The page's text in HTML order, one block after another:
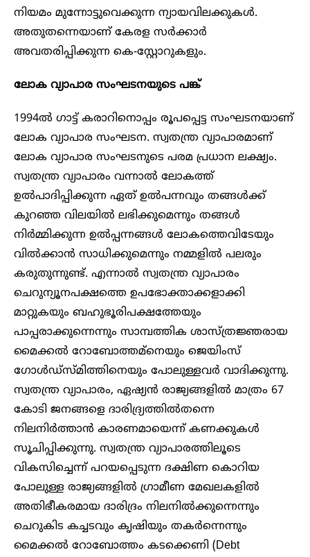
നിയമം മുന്നോട്ടുവെക്കുന്ന ന്യായവിലക്കുകൾ.
അതുതന്നെയാണ് കേരള സർക്കാർ
അവതരിപ്പിക്കുന്ന കെ-സ്റ്റോറുകളും.
ലോക വ്യാപാര സംഘടനയുടെ പങ്ക്
1994ൽ ഗാട്ട് കരാറിനൊപ്പം രൂപപ്പെട്ട സംഘടനയാണ്
ലോക വ്യാപാര സംഘടന. സ്വതന്ത്ര വ്യാപാരമാണ്
ലോക വ്യാപാര സംഘടനുടെ പരമ പ്രധാന ലക്ഷ്യം.
സ്വതന്ത്ര വ്യാപാരം വന്നാൽ ലോകത്ത്
ഉൽപാദിപ്പിക്കുന്ന ഏത് ഉൽപന്നവും തങ്ങൾക്ക്
കുറഞ്ഞ വിലയിൽ ലഭിക്കുമെന്നും തങ്ങൾ
നിർമ്മിക്കുന്ന ഉൽപ്പന്നങ്ങൾ ലോകത്തെവിടേയും
വിൽക്കാൻ സാധിക്കുമെന്നും നമ്മളിൽ പലരും
കരുതുന്നുണ്ട്. എന്നാൽ സ്വതന്ത്ര വ്യാപാരം
ചെറുന്യൂനപക്ഷത്തെ ഉപഭോക്താക്കളാക്കി
മാറ്റുകയും ബഹുഭൂരിപക്ഷത്തേയും
പാപ്പരാക്കുന്നെന്നും സാമ്പത്തിക ശാസ്ത്രജ്ഞരായ
മൈക്കൽ റോബോത്തമ്നെയും ജെയിംസ്
ഗോൾഡ്സ്മിത്തിനെയും പോലുള്ളവർ വാദിക്കുന്നു.
സ്വതന്ത്ര വ്യാപാരം, ഏഷ്യൻ രാജ്യങ്ങളിൽ മാത്രം 67
കോടി ജനങ്ങളെ ദാരിദ്ര്യത്തിൽതന്നെ
നിലനിർത്താൻ കാരണമായെന്ന് കണക്കുകൾ
സൂചിപ്പിക്കുന്നു. സ്വതന്ത്ര വ്യാപാരത്തിലൂടെ
വികസിച്ചെന്ന് പറയപ്പെടുന്ന ദക്ഷിണ കൊറിയ
പോലുള്ള രാജ്യങ്ങളിൽ ഗ്രാമീണ മേഖലകളിൽ
അതിഭീകരമായ ദാരിദ്രം നിലനിൽക്കുന്നെന്നും
ചെറുകിട കച്ചടവും കൃഷിയും തകർന്നെന്നും
മൈക്കൽ റോബോത്തം കടക്കെണി (Debt